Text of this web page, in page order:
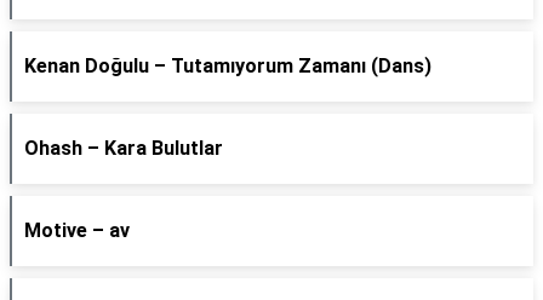
Kenan Doğulu – Tutamıyorum Zamanı (Dans)
Ohash – Kara Bulutlar
Motive – av